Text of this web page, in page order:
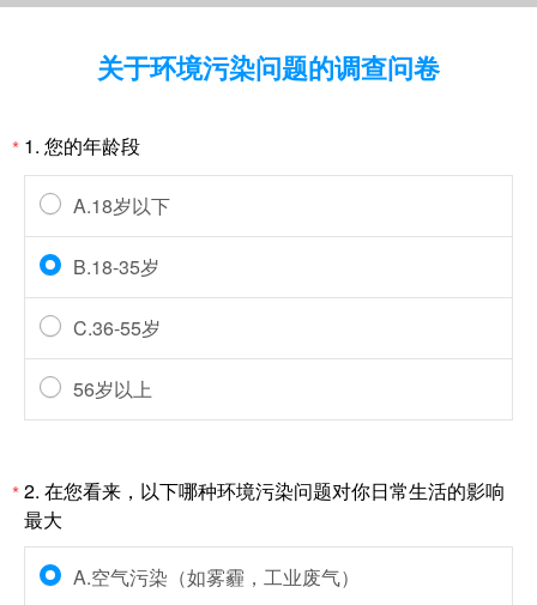
关于环境污染问题的调查问卷
* 1. 您的年龄段
A.18岁以下
B.18-35岁
C.36-55岁
56岁以上
*2. 在您看来，以下哪种环境污染问题对你日常生活的影响
最大
A.空气污染（如雾霾，工业废气）